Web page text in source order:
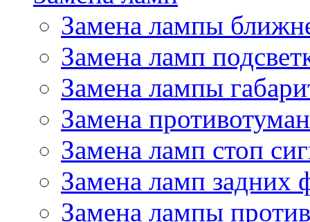
Замена лампы
Замена ламп
Замена лампы
Замена
Замена ламп стоп
Замена ламп задних
Замена лампы